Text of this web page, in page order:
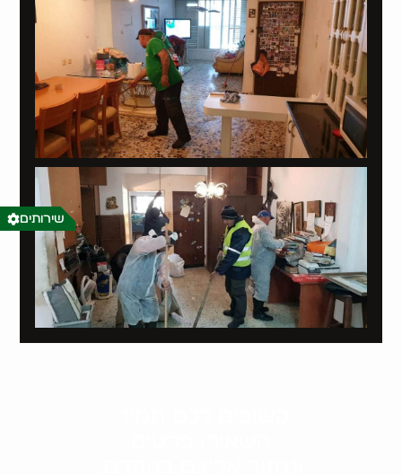
שירותים